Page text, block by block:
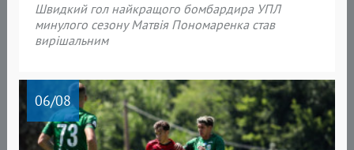
Швидкий гол найкращого бомбардира УПЛ
минулого сезону Матвія Пономаренка став
вирішальним
06/08